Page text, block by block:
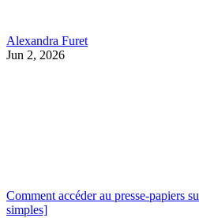
Alexandra Furet
Jun 2, 2026
Comment accéder au presse-papiers
simples]